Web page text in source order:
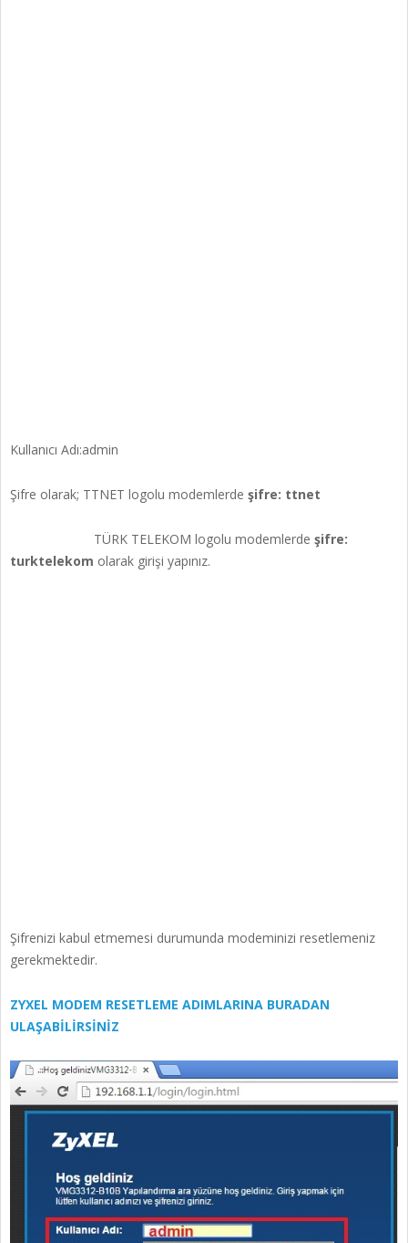
Kullanıcı Adı:admin
Şifre olarak; TTNET logolu modemlerde şifre: ttnet
TÜRK TELEKOM logolu modemlerde şifre:
turktelekom olarak girişi yapınız.
Şifrenizi kabul etmemesi durumunda modeminizi resetlemeniz
gerekmektedir.
ZYXEL MODEM RESETLEME ADIMLARINA BURADAN
ULAŞABİLİRSİNİZ